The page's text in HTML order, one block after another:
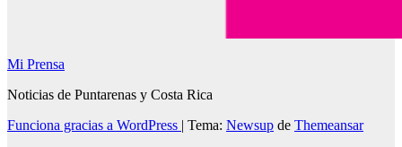
Mi Prensa
Noticias de Puntarenas y Costa Rica
Funciona gracias a WordPress | Tema: Newsup de Themeansar